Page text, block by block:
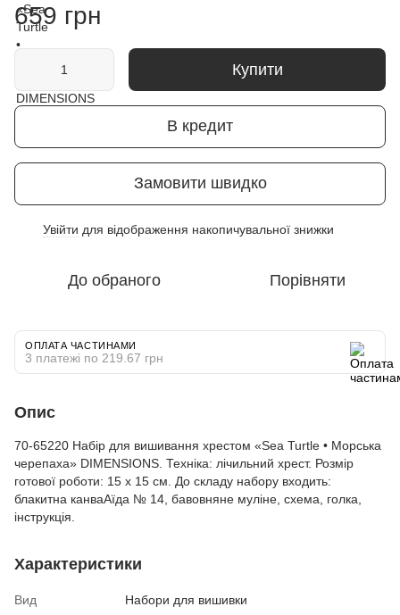
659 грн
Купити
В кредит
Замовити швидко
Увійти для відображення накопичувальної знижки
До обраного Порівняти
ОПЛАТА ЧАСТИНАМИ
3 платежі по 219.67 грн
Опис
70-65220 Набір для вишивання хрестом «Sea Turtle • Морська
черепаха» DIMENSIONS. Техніка: лічильний хрест. Розмір
готової роботи: 15 х 15 см. До складу набору входить:
блакитна канваАїда № 14, бавовняне муліне, схема, голка,
інструкція.
Характеристики
Вид
Набори для вишивки